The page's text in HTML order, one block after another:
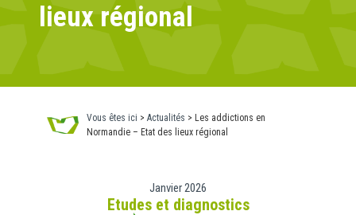
lieux régional
Vous êtes ici > Actualités > Les addictions en
Normandie – Etat des lieux régional
Janvier 2026
Etudes et diagnostics